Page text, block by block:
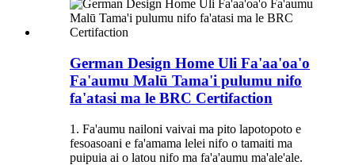
German Design Home Uli Fa'aa'oa'o
Fa'aumu Malū Tama'i pulumu nifo
fa'atasi ma le BRC Certifaction
1. Fa'aumu nailoni vaivai ma pito lapotopoto e
fesoasoani e fa'amama lelei nifo o tamaiti ma
puipuia ai o latou nifo ma fa'a'aumu ma'ale'ale.